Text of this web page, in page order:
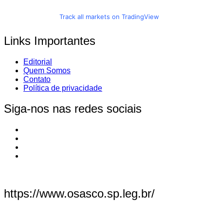
Track all markets on TradingView
Links Importantes
Editorial
Quem Somos
Contato
Política de privacidade
Siga-nos nas redes sociais
https://www.osasco.sp.leg.br/